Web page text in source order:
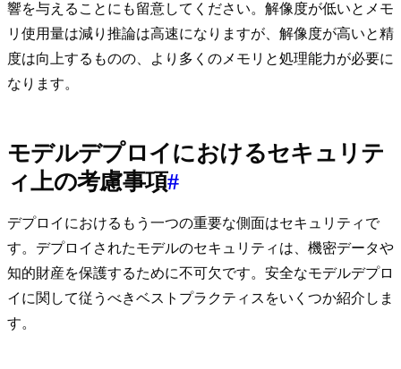
響を与えることにも留意してください。解像度が低いとメモ
リ使用量は減り推論は高速になりますが、解像度が高いと精
度は向上するものの、より多くのメモリと処理能力が必要に
なります。
モデルデプロイにおけるセキュリテ
ィ上の考慮事項#
デプロイにおけるもう一つの重要な側面はセキュリティで
す。デプロイされたモデルのセキュリティは、機密データや
知的財産を保護するために不可欠です。安全なモデルデプロ
イに関して従うべきベストプラクティスをいくつか紹介しま
す。